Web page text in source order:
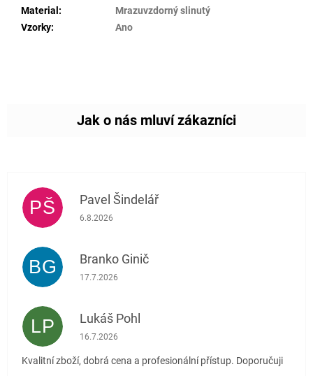
Material :
Mrazuvzdorný slinutý
Vzorky: Ano
PŠ Pavel Šindelář
Hodnocení obchodu je 5 z 5 hvězdiček.
6.8.2026
BG Branko Ginič
Hodnocení obchodu je 5 z 5 hvězdiček.
17.7.2026
LP Lukáš Pohl
Hodnocení obchodu je 5 z 5 hvězdiček.
16.7.2026
Kvalitní zboží, dobrá cena a profesionální přístup. Doporučuji